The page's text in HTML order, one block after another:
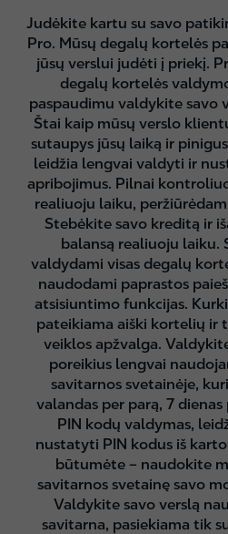
Judėkite kartu su savo
Pro. Mūsų degalų kortelės
jūsų verslui judėti į priekį.
degalų kortelės
paspaudimu valdykite savo
Štai kaip mūsų verslo
sutaupys jūsų laiką ir
leidžia lengvai valdyti ir
apribojimus. Pilnai
realiuoju laiku,
Stebėkite savo kreditą ir
balansą realiuoju laiku.
valdydami visas degalų
naudodami paprastos
atsisiuntimo funkcijas.
pateikiama aiški kortelių ir
veiklos apžvalga.
poreikius lengvai
savitarnos svetainėje,
valandas per parą, 7
PIN kodų valdymas,
nustatyti PIN kodus iš
būtumėte – naudokite
savitarnos svetainę savo
Valdykite savo verslą
savitarna, pasiekiama tik